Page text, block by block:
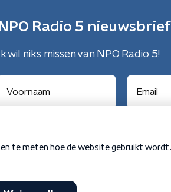
NPO Radio 5 nieuwsbrief
Ik wil niks missen van NPO Radio 5!